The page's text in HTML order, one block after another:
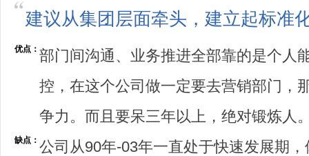
建议从集团层面牵头，建立起标准
优点： 部门间沟通、业务推进全部靠的是个人
控，在这个公司做一定要去营销部门，
争力。而且要呆三年以上，绝对锻炼人
缺点： 公司从90年-03年一直处于快速发展期